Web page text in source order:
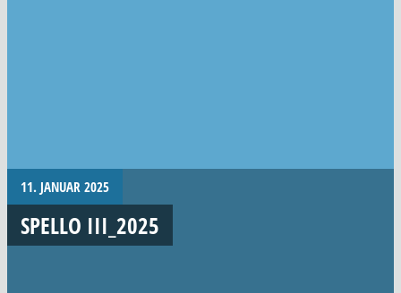
11. JANUAR 2025
SPELLO III_2025